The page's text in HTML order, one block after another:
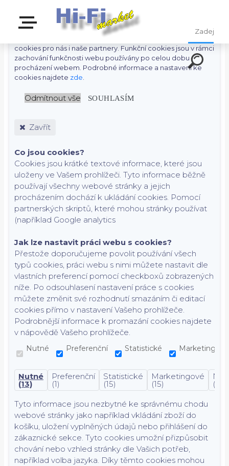
S cílem usnadnit uživatelům používat naše webové stránky
využíváme cookies. Kliknutím na tlačítko "OK" souhlasíte s
použitím preferenčních, statistických i marketingových
cookies pro nás i naše partnery. Funkční cookies jsou v rámci
zachování funkčnosti webu používány po celou dobu
procházení webem. Podrobné informace a nastavení ke
cookies najdete zde
Odmítnout vše SOUHLASÍM
Zavřít
Co jsou cookies?
Cookies jsou krátké textové informace, které jsou
uloženy ve Vašem prohlížeči. Tyto informace běžně
používají všechny webové stránky a jejich
procházením dochází k ukládání cookies. Pomocí
partnerských skriptů, které mohou stránky používat
(například Google analytics
Jak lze nastavit práci webu s cookies?
Přestože doporučujeme povolit používání všech
typů cookies, práci webu s nimi můžete nastavit dle
vlastních preferencí pomocí checkboxů zobrazených
níže. Po odsouhlasení nastavení práce s cookies
můžete změnit své rozhodnutí smazáním či editací
cookies přímo v nastavení Vašeho prohlížeče.
Podrobnější informace k promazání cookies najdete
v nápovědě Vašeho prohlížeče.
Nutné Preferenční Statistické Marketingové
Nutné
(13)
Preferenční
(1)
Statistické
(15)
Marketingové
(15) (7)
Tyto informace jsou nezbytné ke správnému chodu
webové stránky jako například vkládání zboží do
košíku, uložení vyplněných údajů nebo přihlášení do
zákaznické sekce. Tyto cookies umožní přizpůsobit
chování nebo vzhled stránky dle Vašich potřeb,
například volba jazyka. Díky těmto cookies mohou